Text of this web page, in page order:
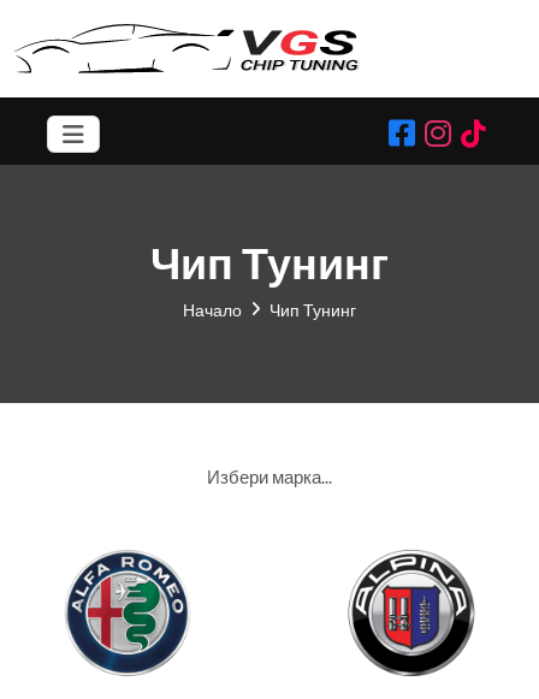
Чип Тунинг
Начало Чип Тунинг
Избери марка...